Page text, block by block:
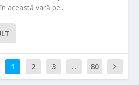
această vară pe...
1 2 3 ... 80